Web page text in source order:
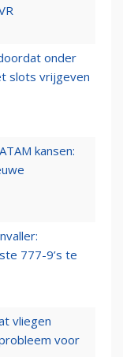
onder
slots vrijgeven
kansen:
777-9’s te
vliegen
voor